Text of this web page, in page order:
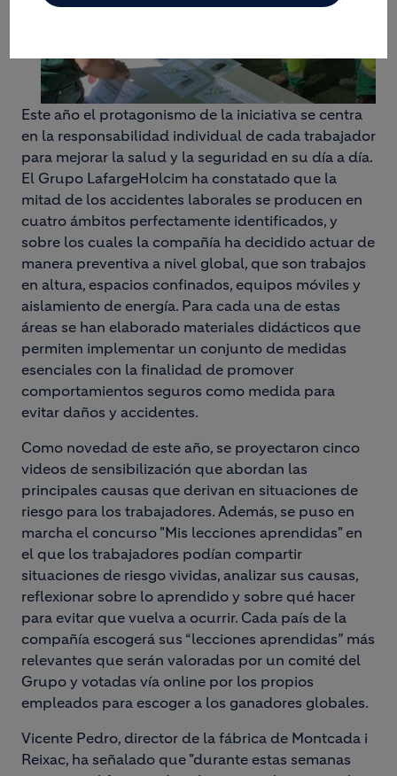
Este año el protagonismo de la iniciativa se centra
en la responsabilidad individual de cada trabajador
para mejorar la salud y la seguridad en su día a día.
El Grupo LafargeHolcim ha constatado que la
mitad de los accidentes laborales se producen en
cuatro ámbitos perfectamente identificados, y
sobre los cuales la compañía ha decidido actuar de
manera preventiva a nivel global, que son trabajos
en altura, espacios confinados, equipos móviles y
aislamiento de energía. Para cada una de estas
áreas se han elaborado materiales didácticos que
permiten implementar un conjunto de medidas
esenciales con la finalidad de promover
comportamientos seguros como medida para
evitar daños y accidentes.
Como novedad de este año, se proyectaron cinco
videos de sensibilización que abordan las
principales causas que derivan en situaciones de
riesgo para los trabajadores. Además, se puso en
marcha el concurso "Mis lecciones aprendidas" en
el que los trabajadores podían compartir
situaciones de riesgo vividas, analizar sus causas,
reflexionar sobre lo aprendido y sobre qué hacer
para evitar que vuelva a ocurrir. Cada país de la
compañía escogerá sus “lecciones aprendidas” más
relevantes que serán valoradas por un comité del
Grupo y votadas vía online por los propios
empleados para escoger a los ganadores globales.
Vicente Pedro, director de la fábrica de Montcada i
Reixac, ha señalado que "durante estas semanas